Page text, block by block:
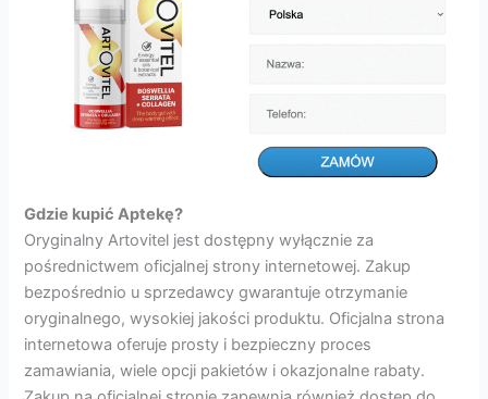
Gdzie kupić Aptekę?
Oryginalny Artovitel jest dostępny wyłącznie za
pośrednictwem oficjalnej strony internetowej. Zakup
bezpośrednio u sprzedawcy gwarantuje otrzymanie
oryginalnego, wysokiej jakości produktu. Oficjalna strona
internetowa oferuje prosty i bezpieczny proces
zamawiania, wiele opcji pakietów i okazjonalne rabaty.